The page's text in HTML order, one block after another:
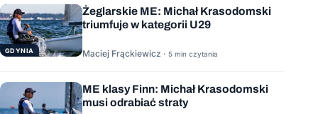
GDYNIA
Żeglarskie ME: Michał Krasodomski
triumfuje w kategorii U29
Maciej Frąckiewicz · 5 min czytania
ME klasy Finn: Michał Krasodomski
musi odrabiać straty